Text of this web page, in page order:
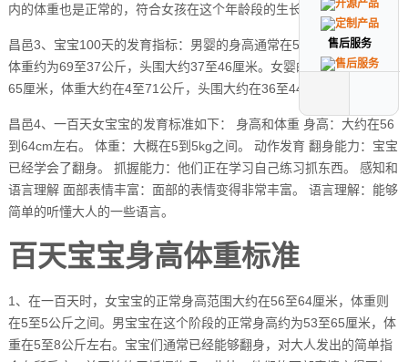
内的体重也是正常的，符合女孩在这个年龄段的生长发育特点。
昌邑3、宝宝100天的发育指标：男婴的身高通常在53至69厘米之间，
体重约为69至37公斤，头围大约37至46厘米。女婴的身高大约在52至
65厘米，体重大约在4至71公斤，头围大约在36至44厘米。
昌邑4、一百天女宝宝的发育标准如下： 身高和体重 身高：大约在56
到64cm左右。 体重：大概在5到5kg之间。 动作发育 翻身能力：宝宝
已经学会了翻身。 抓握能力：他们正在学习自己练习抓东西。 感知和
语言理解 面部表情丰富：面部的表情变得非常丰富。 语言理解：能够
简单的听懂大人的一些语言。
百天宝宝身高体重标准
1、在一百天时，女宝宝的正常身高范围大约在56至64厘米，体重则
在5至5公斤之间。男宝宝在这个阶段的正常身高约为53至65厘米，体
重在5至8公斤左右。宝宝们通常已经能够翻身，对大人发出的简单指
售后服务
售后服务